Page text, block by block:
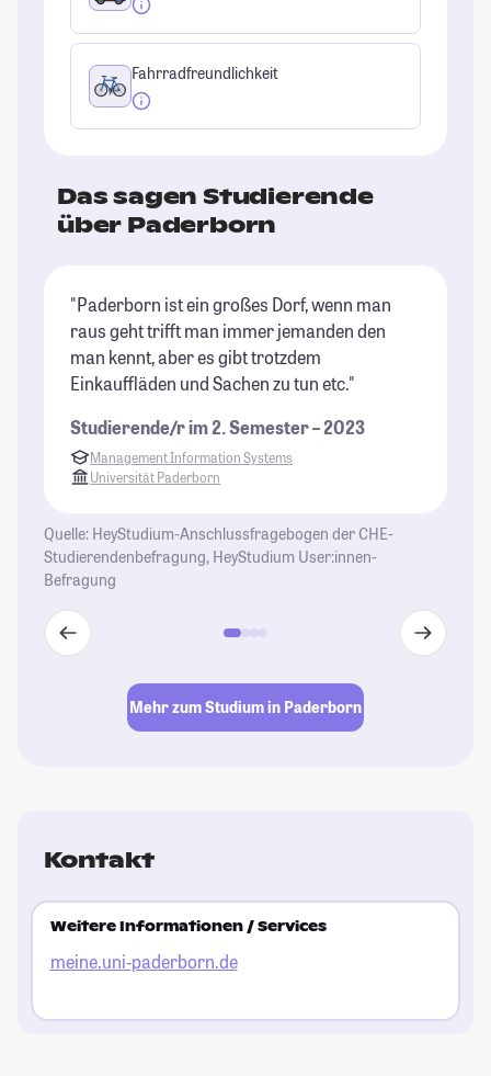
Fahrradfreundlichkeit
Das sagen Studierende
über Paderborn
"Paderborn ist ein großes Dorf, wenn man
raus geht trifft man immer jemanden den
man kennt, aber es gibt trotzdem
Einkauffläden und Sachen zu tun etc."
Studierende/r im 2. Semester – 2023
Management Information Systems
Universität Paderborn
Quelle: HeyStudium-Anschlussfragebogen der CHE-
Studierendenbefragung, HeyStudium User:innen-
Befragung
Mehr zum Studium in Paderborn
Kontakt
Weitere Informationen / Services
meine.uni-paderborn.de